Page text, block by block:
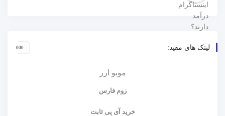
لینک های مفید:
موبو ارز
زوم فارس
خرید آی پی ثابت